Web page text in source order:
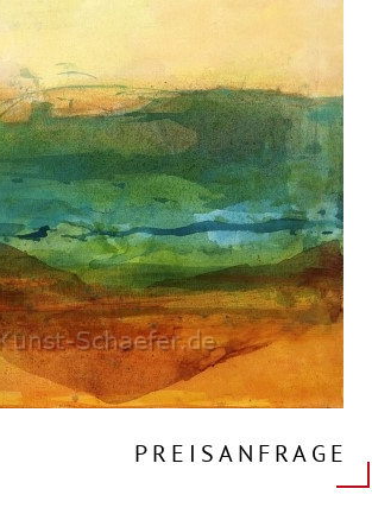
PREISANFRAGE